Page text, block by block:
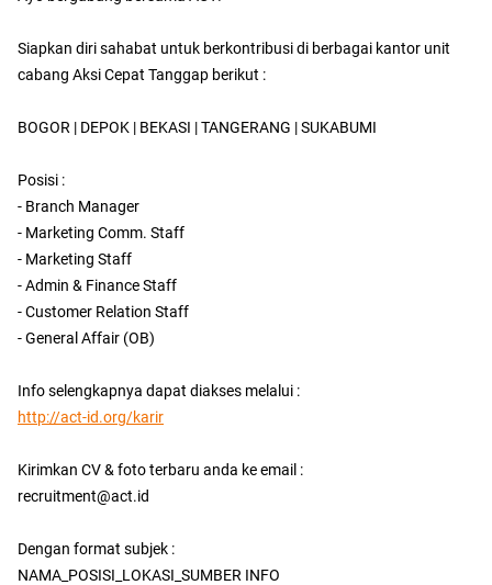
Siapkan diri sahabat untuk berkontribusi di berbagai kantor unit
cabang Aksi Cepat Tanggap berikut :
BOGOR | DEPOK | BEKASI | TANGERANG | SUKABUMI
Posisi :
- Branch Manager
- Marketing Comm. Staff
- Marketing Staff
- Admin & Finance Staff
- Customer Relation Staff
- General Affair (OB)
Info selengkapnya dapat diakses melalui :
http://act-id.org/karir
Kirimkan CV & foto terbaru anda ke email :
recruitment@act.id
Dengan format subjek :
NAMA_POSISI_LOKASI_SUMBER INFO